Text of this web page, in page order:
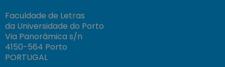
Faculdade de Letras
da Universidade do Porto
Via Panorâmica s/n
4150-564 Porto
PORTUGAL